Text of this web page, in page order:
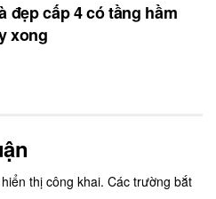
đẹp cấp 4 có tầng hầm
xong
thị công khai. Các trường bắt